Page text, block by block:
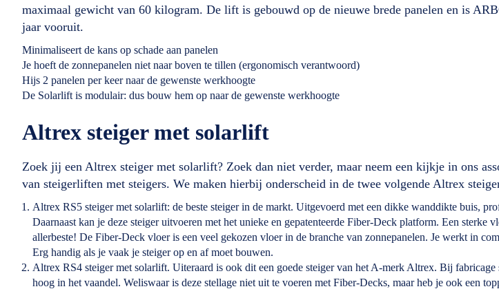
maximaal gewicht van 60 kilogram. De lift is gebouwd op de nieuwe brede panelen en is
jaar vooruit.
Minimaliseert de kans op schade aan panelen
Je hoeft de zonnepanelen niet naar boven te tillen (ergonomisch verantwoord)
Hijs 2 panelen per keer naar de gewenste werkhoogte
De Solarlift is modulair: dus bouw hem op naar de gewenste werkhoogte
Altrex steiger met solarlift
Zoek jij een Altrex steiger met solarlift? Zoek dan niet verder, maar neem een kijkje in ons
van steigerliften met steigers. We maken hierbij onderscheid in de twee volgende Altrex
Altrex RS5 steiger met solarlift: de beste steiger in de markt. Uitgevoerd met een dikke wanddikte buis,
Daarnaast kan je deze steiger uitvoeren met het unieke en gepatenteerde Fiber-Deck platform. Een sterke
allerbeste! De Fiber-Deck vloer is een veel gekozen vloer in de branche van zonnepanelen. Je werkt in
Erg handig als je vaak je steiger op en af moet bouwen.
Altrex RS4 steiger met solarlift. Uiteraard is ook dit een goede steiger van het A-merk Altrex. Bij
hoog in het vaandel. Weliswaar is deze stellage niet uit te voeren met Fiber-Decks, maar heb je ook een